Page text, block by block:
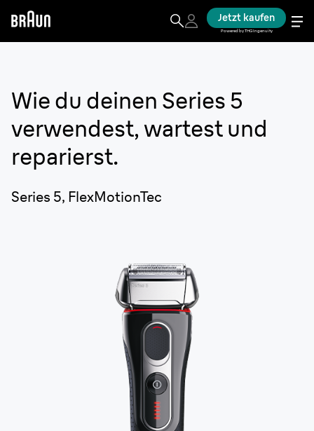
Jetzt kaufen
Powered by THG Ingenuity
Wie du deinen Series 5
verwendest, wartest und
reparierst.
Series 5, FlexMotionTec